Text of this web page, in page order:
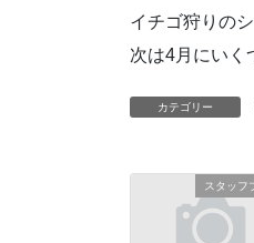
イチゴ狩りの
次は4月にいく
カテゴリー
スタッフ